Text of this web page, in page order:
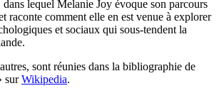
dans lequel Melanie Joy évoque son parcours
raconte comment elle en est venue à explorer
et sociaux qui sous-tendent la
sont réunies dans la bibliographie de
surWikipedia.